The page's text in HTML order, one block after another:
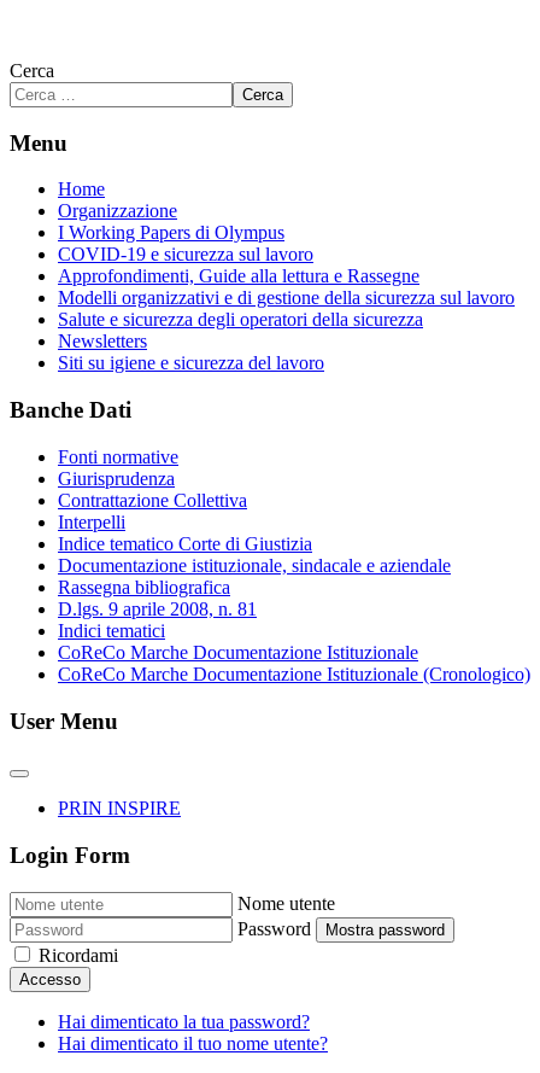
Cerca
Cerca
Menu
Home
Organizzazione
I Working Papers di Olympus
COVID-19 e sicurezza sul lavoro
Approfondimenti, Guide alla lettura e Rassegne
Modelli organizzativi e di gestione della sicurezza sul lavoro
Salute e sicurezza degli operatori della sicurezza
Newsletters
Siti su igiene e sicurezza del lavoro
Banche Dati
Fonti normative
Giurisprudenza
Contrattazione Collettiva
Interpelli
Indice tematico Corte di Giustizia
Documentazione istituzionale, sindacale e aziendale
Rassegna bibliografica
D.lgs. 9 aprile 2008, n. 81
Indici tematici
CoReCo Marche Documentazione Istituzionale
CoReCo Marche Documentazione Istituzionale (Cronologico)
User Menu
PRIN INSPIRE
Login Form
Nome utente
Password
Mostra password
Ricordami
Accesso
Hai dimenticato la tua password?
Hai dimenticato il tuo nome utente?